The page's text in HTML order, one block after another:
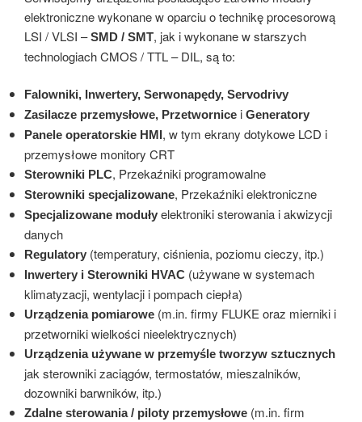
elektroniczne wykonane w oparciu o technikę procesorową
LSI / VLSI –SMD / SMT, jak i wykonane w starszych
technologiach CMOS / TTL – DIL, są to:
Falowniki, Inwertery, Serwonapędy, Servodrivy
Zasilacze przemysłowe, Przetwornice i Generatory
Panele operatorskie HMI , w tym ekrany dotykowe LCD i
przemysłowe monitory CRT
Sterowniki PLC, Przekaźniki programowalne
Sterowniki specjalizowane, Przekaźniki elektroniczne
Specjalizowane moduły elektroniki sterowania i akwizycji
danych
Regulatory (temperatury, ciśnienia, poziomu cieczy, itp.)
Inwertery i Sterowniki HVAC (używane w systemach
klimatyzacji, wentylacji i pompach ciepła)
Urządzenia pomiarowe (m.in. firmy FLUKE oraz mierniki i
przetworniki wielkości nieelektrycznych)
Urządzenia używane w przemyśle tworzyw sztucznych
jak sterowniki zaciągów, termostatów, mieszalników,
dozowniki barwników, itp.)
Zdalne sterowania / piloty przemysłowe (m.in. firm